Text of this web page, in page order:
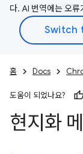
다. AI 번역에는 오
홈 Docs
도움이 되었나요?
현지화